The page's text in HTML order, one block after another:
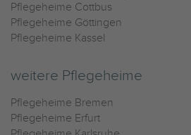
Pflegeheime Cottbus
Pflegeheime Göttingen
Pflegeheime Kassel
weitere Pflegeheime
Pflegeheime Bremen
Pflegeheime Erfurt